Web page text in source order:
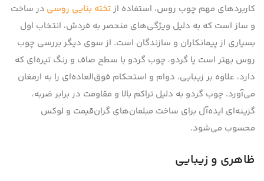
کاربردهای مهم چوب روس، استفاده ازتخته بنایی روسی در ساخت
و ساز است که به دلیل ویژگی‌های منحصر به فردش، انتخاب اول
بسیاری از پیمانکاران و سازندگان است. از سوی دیگر بررسی چوب
روس بهتر است یا گردو، چوب گردو با سطح صاف و رنگ تیره‌ای که
دارد، علاوه بر زیبایی، دوام و استحکام فوق‌العاده‌ای را به ارمغان
می‌آورد. چوب گردو به دلیل تراکم بالا و مقاومت در برابر ضربه،
گزینه‌ای ایده‌آل برای ساخت مبلمان‌های گران‌قیمت و لوکس
محسوب می‌شود.
ظاهری و زیبایی